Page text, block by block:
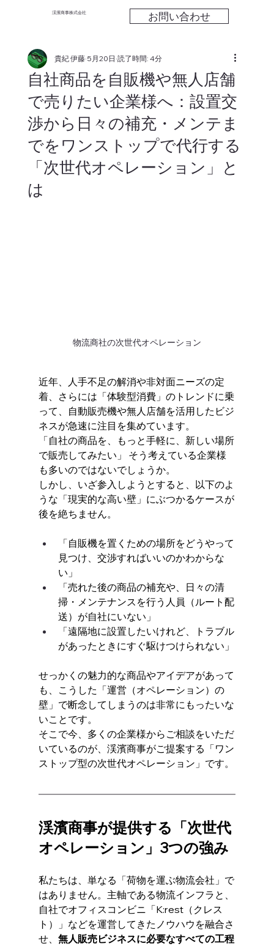
渓濱商事株式会社 お問い合わせ
自社商品を自販機や無人店舗
で売りたい企業様へ：設置交
渉から日々の補充・メンテま
でをワンストップで代行する
「次世代オペレーション」と
は
貴紀 伊藤 5月20日 読了時間: 4分
物流商社の次世代オペレーション
近年、人手不足の解消や非対面ニーズの定
着、さらには「体験型消費」のトレンドに乗
って、自動販売機や無人店舗を活用したビジ
ネスが急速に注目を集めています。
「自社の商品を、もっと手軽に、新しい場所
で販売してみたい」 そう考えている企業様
も多いのではないでしょうか。
しかし、いざ参入しようとすると、以下のよ
うな「現実的な高い壁」にぶつかるケースが
後を絶ちません。
「自販機を置くための場所をどうやって
見つけ、交渉すればいいのかわからな
い」
「売れた後の商品の補充や、日々の清
掃・メンテナンスを行う人員（ルート配
送）が自社にいない」
「遠隔地に設置したいけれど、トラブル
があったときにすぐ駆けつけられない」
せっかくの魅力的な商品やアイデアがあって
も、こうした「運営（オペレーション）の
壁」で断念してしまうのは非常にもったいな
いことです。
そこで今、多くの企業様からご相談をいただ
いているのが、渓濱商事がご提案する「ワン
ストップ型の次世代オペレーション」です。
渓濱商事が提供する「次世代
オペレーション」3つの強み
私たちは、単なる「荷物を運ぶ物流会社」で
はありません。主軸である物流インフラと、
自社でオフィスコンビニ「K:rest（クレス
ト）」などを運営してきたノウハウを融合さ
せ、 無人販売ビジネスに必要なすべての工程